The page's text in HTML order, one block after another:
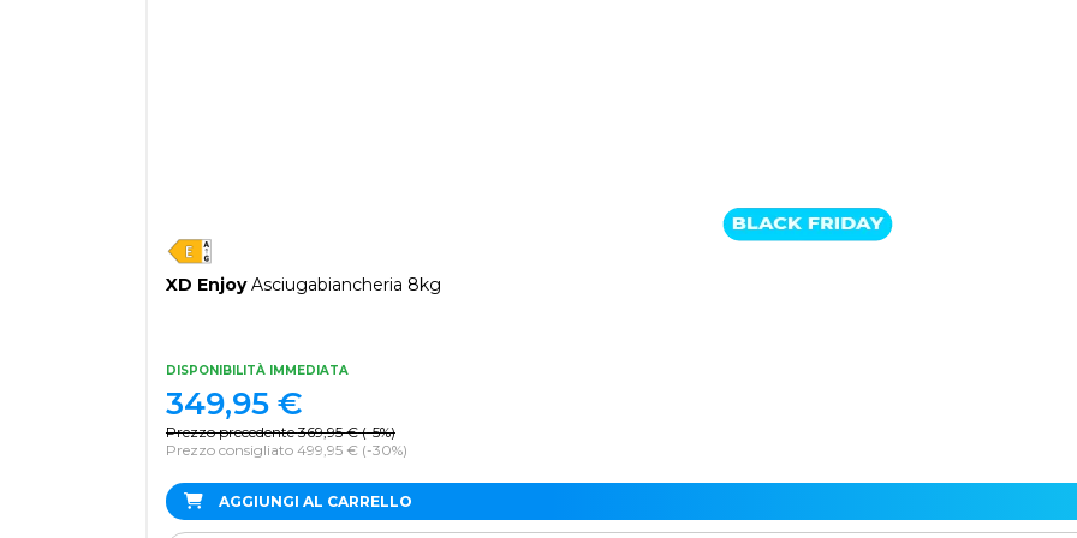
XD EnjoyAsciugabiancheria 8kg
DISPONIBILITÀ IMMEDIATA
Prezzo precedente 369,95 € (-5%)
Prezzo consigliato 499,95 € (-30%)
349,95 €
AGGIUNGI AL CARRELLO